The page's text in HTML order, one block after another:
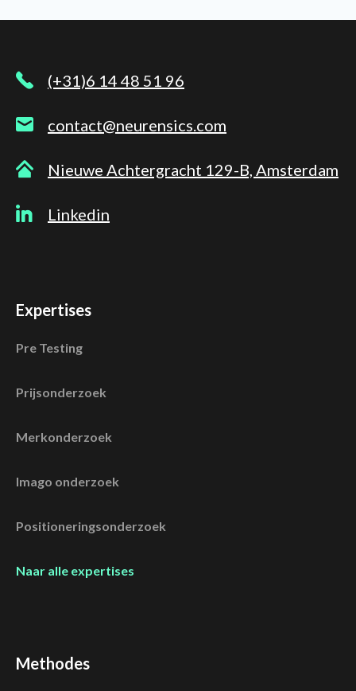
(+31)6 14 48 51 96
contact@neurensics.com
Nieuwe Achtergracht 129-B, Amsterdam
Linkedin
Expertises
Pre Testing
Prijsonderzoek
Merkonderzoek
Imago onderzoek
Positioneringsonderzoek
Naar alle expertises
Methodes